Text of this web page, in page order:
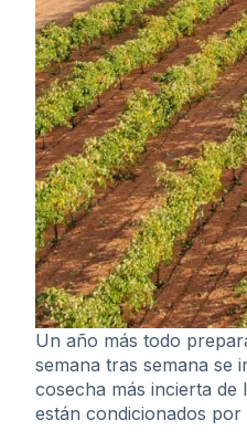
Un año más todo
semana tras semana se
cosecha más incierta
están condicionados por